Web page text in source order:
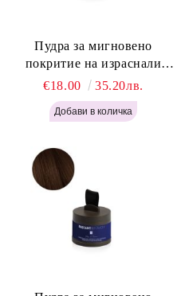
Пудра за мигновено
покритие на израснали
корени Русо - Labor Pro
Instant Retouch Powder -
Blonde H645
€18.00 35.20лв.